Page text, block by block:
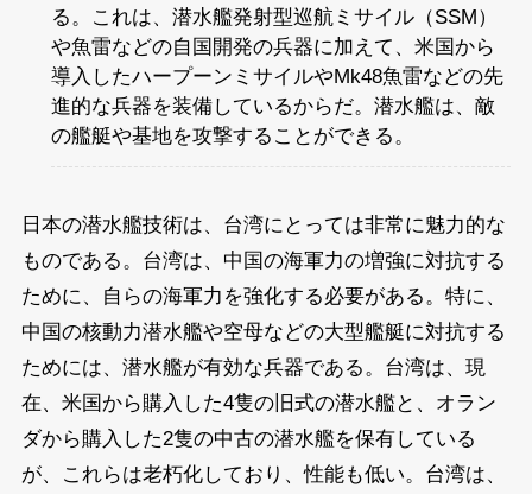
る。これは、潜水艦発射型巡航ミサイル（SSM）
や魚雷などの自国開発の兵器に加えて、米国から
導入したハープーンミサイルやMk48魚雷などの先
進的な兵器を装備しているからだ。潜水艦は、敵
の艦艇や基地を攻撃することができる。
日本の潜水艦技術は、台湾にとっては非常に魅力的な
ものである。台湾は、中国の海軍力の増強に対抗する
ために、自らの海軍力を強化する必要がある。特に、
中国の核動力潜水艦や空母などの大型艦艇に対抗する
ためには、潜水艦が有効な兵器である。台湾は、現
在、米国から購入した4隻の旧式の潜水艦と、オラン
ダから購入した2隻の中古の潜水艦を保有している
が、これらは老朽化しており、性能も低い。台湾は、